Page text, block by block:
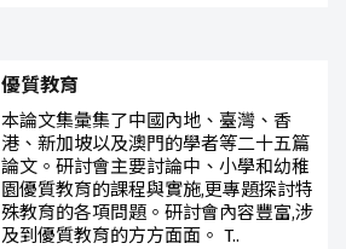
優質教育
本論文集彙集了中國內地、臺灣、香
港、新加坡以及澳門的學者等二十五篇
論文。研討會主要討論中、小學和幼稚
園優質教育的課程與實施,更專題探討特
殊教育的各項問題。研討會內容豐富,涉
及到優質教育的方方面面。 T..